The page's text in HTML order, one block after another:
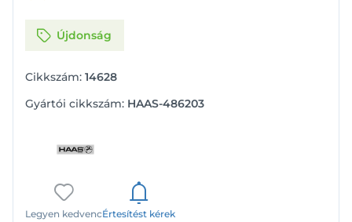
Újdonság
Cikkszám: 14628
Gyártói cikkszám: HAAS-486203
Legyen kedvencÉrtesítést kérek